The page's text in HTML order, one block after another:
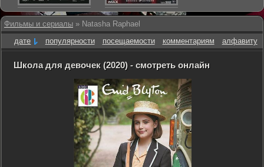
Фильмы и сериалы » Natasha Raphael
дате
популярности посещаемости комментариям алфавиту
Школа для девочек (2020) - смотреть онлайн